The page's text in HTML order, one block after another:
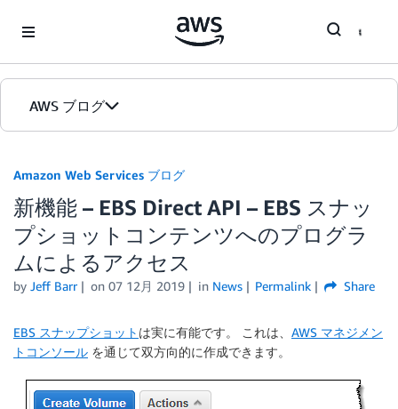
AWS ブログ
カテゴリ
エディション
Amazon Web Services ブログ
新機能 – EBS Direct API – EBS スナッ
プショットコンテンツへのプログラ
ムによるアクセス
by Jeff Barr on 07 12月 2019 in News Permalink Share
EBS スナップショット は実に有能です。 これは、 AWS マネジメン
トコンソール を通じて双方向的に作成できます。